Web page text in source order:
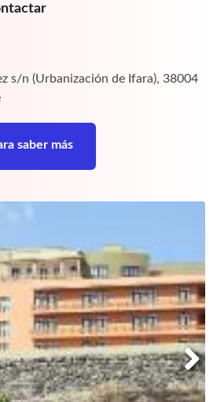
s/n (Urbanización de Ifara), 38004
saber más